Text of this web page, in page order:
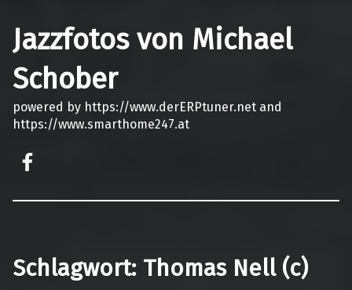
Jazzfotos von Michael
Schober
powered by https://www.derERPtuner.net and
https://www.smarthome247.at
Schlagwort: Thomas Nell (c)